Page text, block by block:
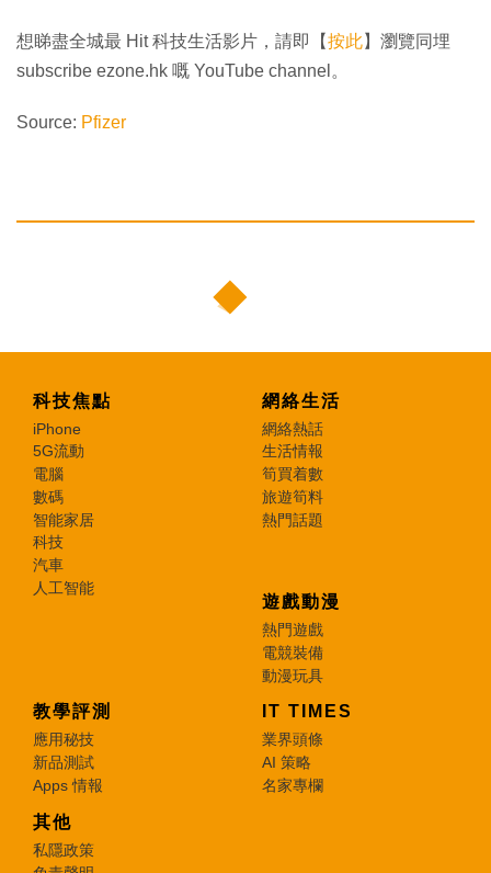
想睇盡全城最 Hit 科技生活影片，請即【按此】瀏覽同埋
subscribe ezone.hk 嘅 YouTube channel。
Source: Pfizer
科技焦點
iPhone
5G流動
電腦
數碼
智能家居
科技
汽車
人工智能
網絡生活
網絡熱話
生活情報
筍買着數
旅遊筍料
熱門話題
遊戲動漫
熱門遊戲
電競裝備
動漫玩具
教學評測
應用秘技
新品測試
Apps 情報
IT TIMES
業界頭條
AI 策略
名家專欄
其他
私隱政策